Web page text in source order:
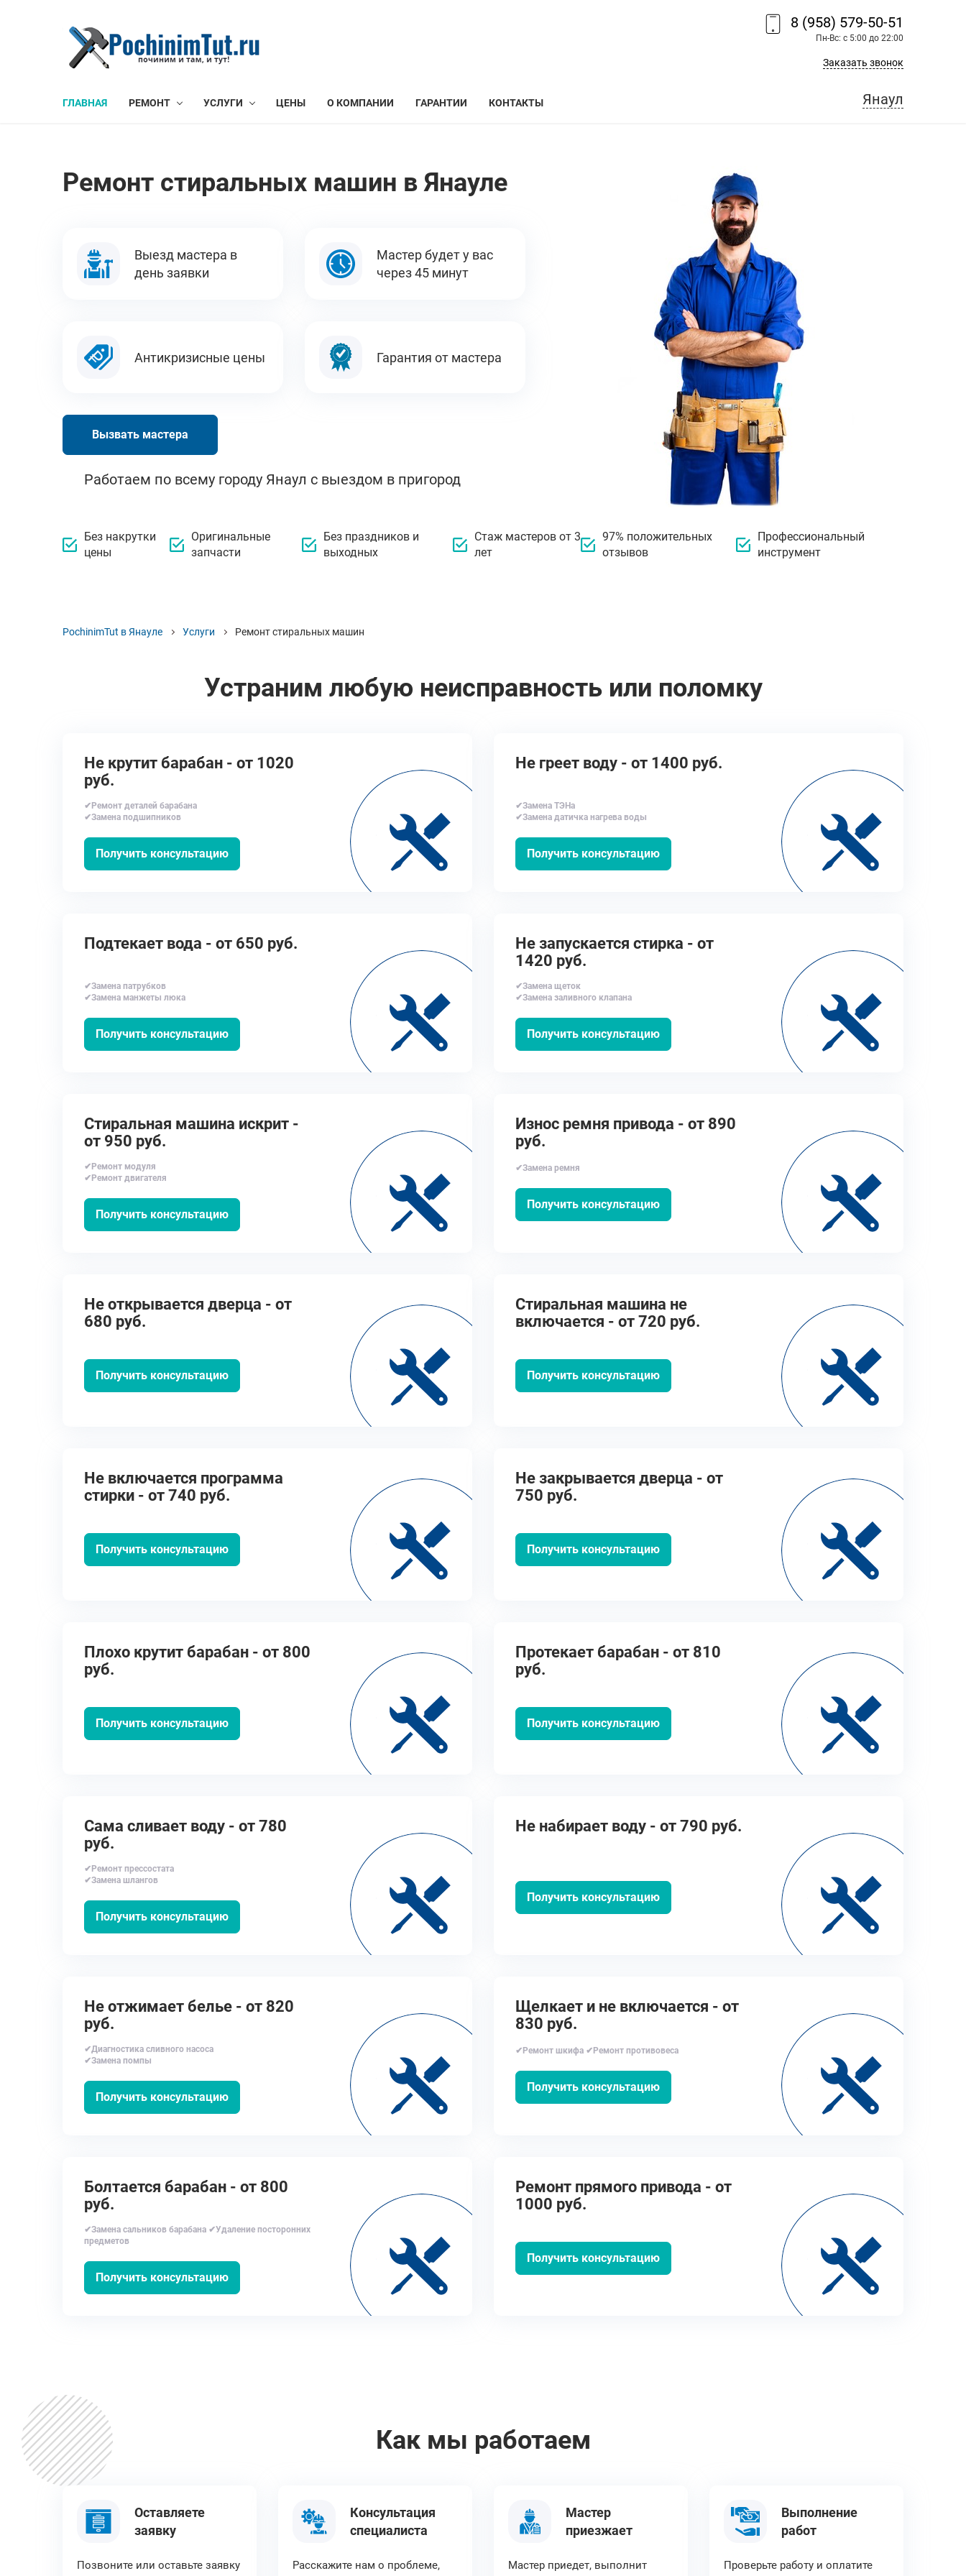
8 (958) 579-50-51
Пн-Вс: с 5:00 до 22:00
Заказать звонок
ГЛАВНАЯ РЕМОНТ УСЛУГИ ЦЕНЫ О КОМПАНИИ ГАРАНТИИ КОНТАКТЫ Янаул
Ремонт стиральных машин в Янауле
Выезд мастера в
день заявки
Мастер будет у вас
через 45 минут
Антикризисные цены Гарантия от мастера
Вызвать мастера
Работаем по всему городу Янаул с выездом в пригород
Без накрутки
цены
Оригинальные
запчасти
Без праздников и
выходных
Стаж мастеров от 3
лет
97% положительных
отзывов
Профессиональный
инструмент
PochinimTut в Янауле Услуги Ремонт стиральных машин
Устраним любую неисправность или поломку
Не крутит барабан - от 1020
руб.
✔Ремонт деталей барабана
✔Замена подшипников
Получить консультацию
Не греет воду - от 1400 руб.
✔Замена ТЭНа
✔Замена датичка нагрева воды
Получить консультацию
Подтекает вода - от 650 руб.
✔Замена патрубков
✔Замена манжеты люка
Получить консультацию
Не запускается стирка - от
1420 руб.
✔Замена щеток
✔Замена заливного клапана
Получить консультацию
Стиральная машина искрит -
от 950 руб.
✔Ремонт модуля
✔Ремонт двигателя
Получить консультацию
Износ ремня привода - от 890
руб.
✔Замена ремня
Получить консультацию
Не открывается дверца - от
680 руб.
Получить консультацию
Стиральная машина не
включается - от 720 руб.
Получить консультацию
Не включается программа
стирки - от 740 руб.
Получить консультацию
Не закрывается дверца - от
750 руб.
Получить консультацию
Плохо крутит барабан - от 800
руб.
Получить консультацию
Протекает барабан - от 810
руб.
Получить консультацию
Сама сливает воду - от 780
руб.
✔Ремонт прессостата
✔Замена шлангов
Получить консультацию
Не набирает воду - от 790 руб.
Получить консультацию
Не отжимает белье - от 820
руб.
✔Диагностика сливного насоса
✔Замена помпы
Получить консультацию
Щелкает и не включается - от
830 руб.
✔Ремонт шкифа ✔Ремонт противовеса
Получить консультацию
Болтается барабан - от 800
руб.
✔Замена сальников барабана ✔Удаление посторонних
предметов
Получить консультацию
Ремонт прямого привода - от
1000 руб.
Получить консультацию
Как мы работаем
Оставляете
заявку
Позвоните или оставьте заявку
Консультация
специалиста
Расскажите нам о проблеме,
Мастер
приезжает
Мастер приедет, выполнит
Выполнение
работ
Проверьте работу и оплатите